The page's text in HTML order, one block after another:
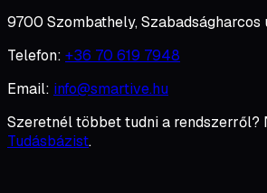
9700 Szombathely,Szabadságharcos
Telefon: +36 70 619 7948
Email: info@smartive.hu
Szeretnél többet tudni a rendszerről?
Tudásbázist.